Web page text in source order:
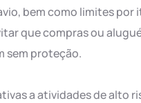
bem como limites por
que compras ou
sem proteção.
a atividades de alto